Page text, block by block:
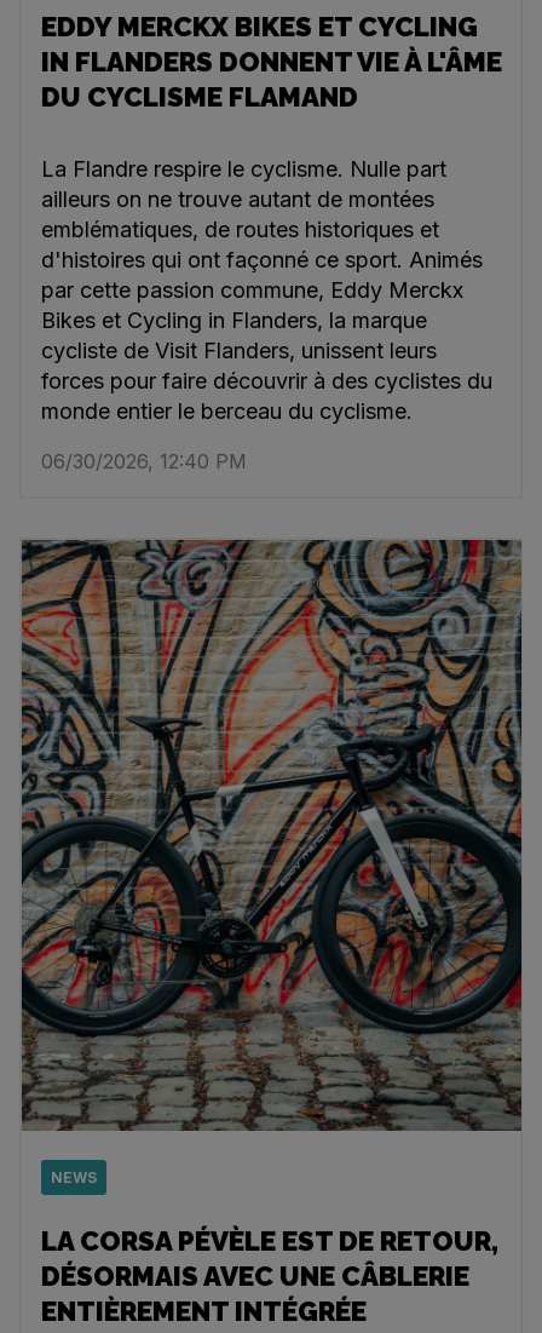
EDDY MERCKX BIKES ET CYCLING
IN FLANDERS DONNENT VIE À L'ÂME
DU CYCLISME FLAMAND
La Flandre respire le cyclisme. Nulle part
ailleurs on ne trouve autant de montées
emblématiques, de routes historiques et
d'histoires qui ont façonné ce sport. Animés
par cette passion commune, Eddy Merckx
Bikes et Cycling in Flanders, la marque
cycliste de Visit Flanders, unissent leurs
forces pour faire découvrir à des cyclistes du
monde entier le berceau du cyclisme.
06/30/2026, 12:40 PM
NEWS
LA CORSA PÉVÈLE EST DE RETOUR,
DÉSORMAIS AVEC UNE CÂBLERIE
ENTIÈREMENT INTÉGRÉE